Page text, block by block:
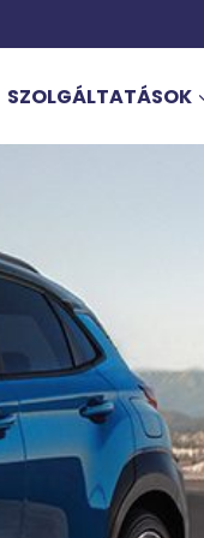
SZOLGÁLTATÁSOK